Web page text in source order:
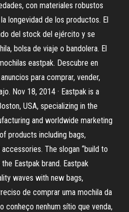
con materiales robustos
longevidad de los productos. El
del stock del ejército y se
bolsa de viaje o bandolera. El
eastpak. Descubre en
para comprar, vender,
Nov 18, 2014 · Eastpak is a
USA, specializing in the
and worldwide marketing
products including bags,
The slogan “build to
Eastpak brand. Eastpak
waves with new bags,
de comprar uma mochila da
conheço nenhum sítio que venda,